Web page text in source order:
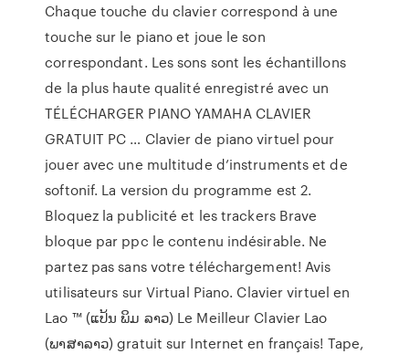
Chaque touche du clavier correspond à une
touche sur le piano et joue le son
correspondant. Les sons sont les échantillons
de la plus haute qualité enregistré avec un
TÉLÉCHARGER PIANO YAMAHA CLAVIER
GRATUIT PC … Clavier de piano virtuel pour
jouer avec une multitude d’instruments et de
softonif. La version du programme est 2.
Bloquez la publicité et les trackers Brave
bloque par ppc le contenu indésirable. Ne
partez pas sans votre téléchargement! Avis
utilisateurs sur Virtual Piano. Clavier virtuel en
Lao ™ (ແປ້ນ ພິມ ລາວ) Le Meilleur Clavier Lao
(ພາສາລາວ) gratuit sur Internet en français! Tape,